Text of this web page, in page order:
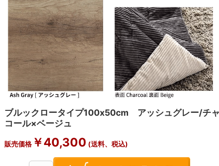
ブルックロータイプ100x50cm アッシュグレー/チ
コール×ベージュ
販売価格￥40,300 (送料、税込)